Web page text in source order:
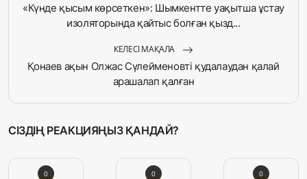
«Күнде қысым көрсеткен»: Шымкентте уақытша ұстау
изоляторында қайтыс болған қызд...
КЕЛЕСІ МАҚАЛА
Қонаев ақын Олжас Сүлейменовті қудалаудан қалай
арашалап қалған
СІЗДІҢ РЕАКЦИЯҢЫЗ ҚАНДАЙ?
0 0 0